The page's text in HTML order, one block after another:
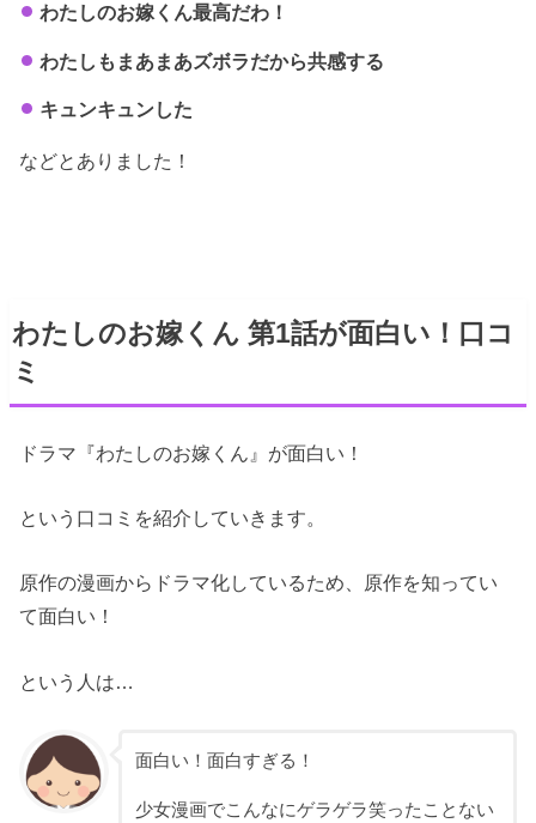
わたしのお嫁くん最高だわ！
わたしもまあまあズボラだから共感する
キュンキュンした
などとありました！
わたしのお嫁くん 第1話が面白い！口コ
ミ
ドラマ『わたしのお嫁くん』が面白い！
という口コミを紹介していきます。
原作の漫画からドラマ化しているため、原作を知ってい
て面白い！
という人は…
面白い！面白すぎる！
少女漫画でこんなにゲラゲラ笑ったことない